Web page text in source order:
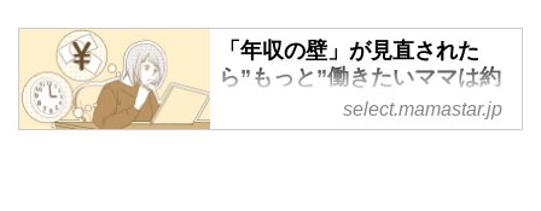
「年収の壁」が見直された
ら”もっと”働きたいママは約
6割も！皆さんはどう思う？
＜ママのリアル調査＞ ｜ マ
select.mamastar.jp